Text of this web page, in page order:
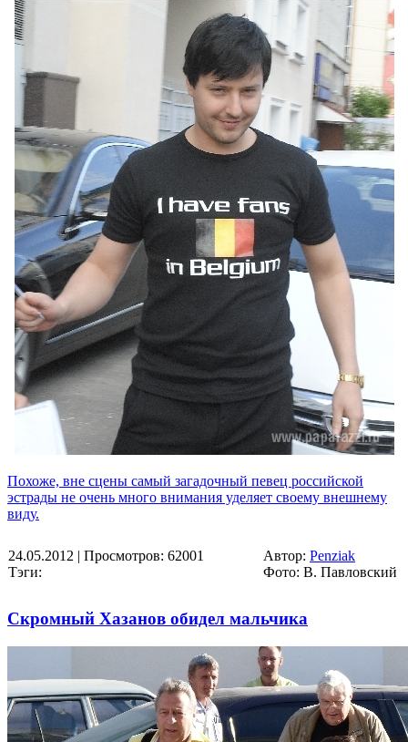
Похоже, вне сцены самый загадочный певец российской
эстрады не очень много внимания уделяет своему внешнему
виду.
24.05.2012 | Просмотров: 62001
Тэги:
Автор: Penziak
Фото: В. Павловский
Скромный Хазанов обидел мальчика